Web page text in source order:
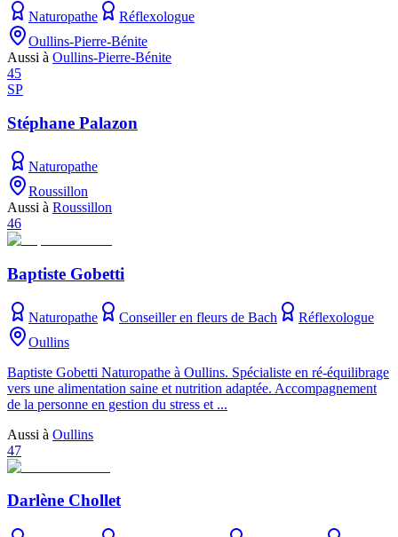
Naturopathe
Réflexologue
Oullins-Pierre-Bénite
Aussi à Oullins-Pierre-Bénite
45
SP
Stéphane Palazon
Naturopathe
Roussillon
Aussi à Roussillon
46
Baptiste Gobetti
Naturopathe Conseiller en fleurs de Bach
Réflexologue
Oullins
Baptiste Gobetti Naturopathe à Oullins. Spécialiste en ré-équilibrage
vers une alimentation saine et nutrition adaptée. Accompagnement
de la personne en gestion du stress et ...
Aussi à Oullins
47
Darlène Chollet